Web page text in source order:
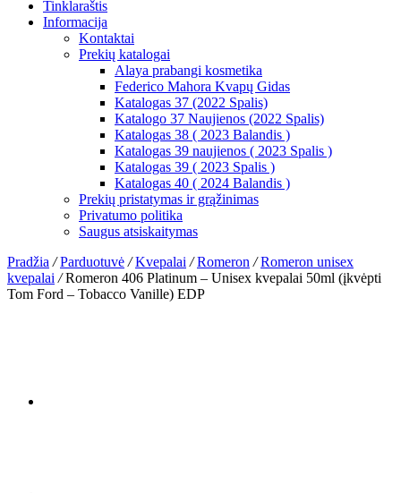
Tinklaraštis
Informacija
Kontaktai
Prekių katalogai
Alaya prabangi kosmetika
Federico Mahora Kvapų Gidas
Katalogas 37 (2022 Spalis)
Katalogo 37 Naujienos (2022 Spalis)
Katalogas 38 ( 2023 Balandis )
Katalogas 39 naujienos ( 2023 Spalis )
Katalogas 39 ( 2023 Spalis )
Katalogas 40 ( 2024 Balandis )
Prekių pristatymas ir grąžinimas
Privatumo politika
Saugus atsiskaitymas
Pradžia / Parduotuvė / Kvepalai / Romeron / Romeron unisex
kvepalai /Romeron 406 Platinum – Unisex kvepalai 50ml (įkvėpti
Tom Ford – Tobacco Vanille) EDP